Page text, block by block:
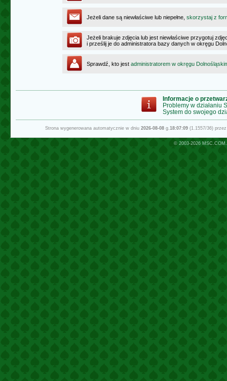
Jeżeli dane są niewłaściwe lub niepełne, skorzystaj z
Jeżeli brakuje zdjęcia lub jest niewłaściwe przygotuj
i prześlij je do administratora bazy danych w okręgu
Sprawdź, kto jest administratorem w okręgu
Informacje o
Problemy w działaniu
System do swojego
Strona wygenerowana automatycznie w dniu 2026-08-08g.18:07:09(1.1557/36)
© 2003-2026